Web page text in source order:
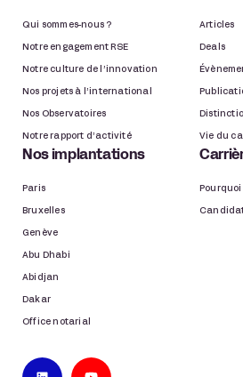
Qui sommes-nous ?
Notre engagement RSE
Notre culture de l’innovation
Nos projets à l’international
Nos Observatoires
Notre rapport d’activité
Articles
Deals
Vie du
Nos implantations
Paris
Bruxelles
Genève
Abu Dhabi
Abidjan
Dakar
Office notarial